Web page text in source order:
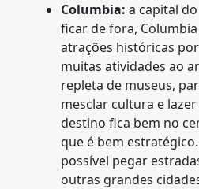
Columbia: a capital
ficar de fora,
atrações históricas
muitas atividades ao
repleta de museus,
mesclar cultura e
destino fica bem no
que é bem
possível pegar
outras grandes